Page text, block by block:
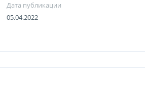
Дата публикации
05.04.2022